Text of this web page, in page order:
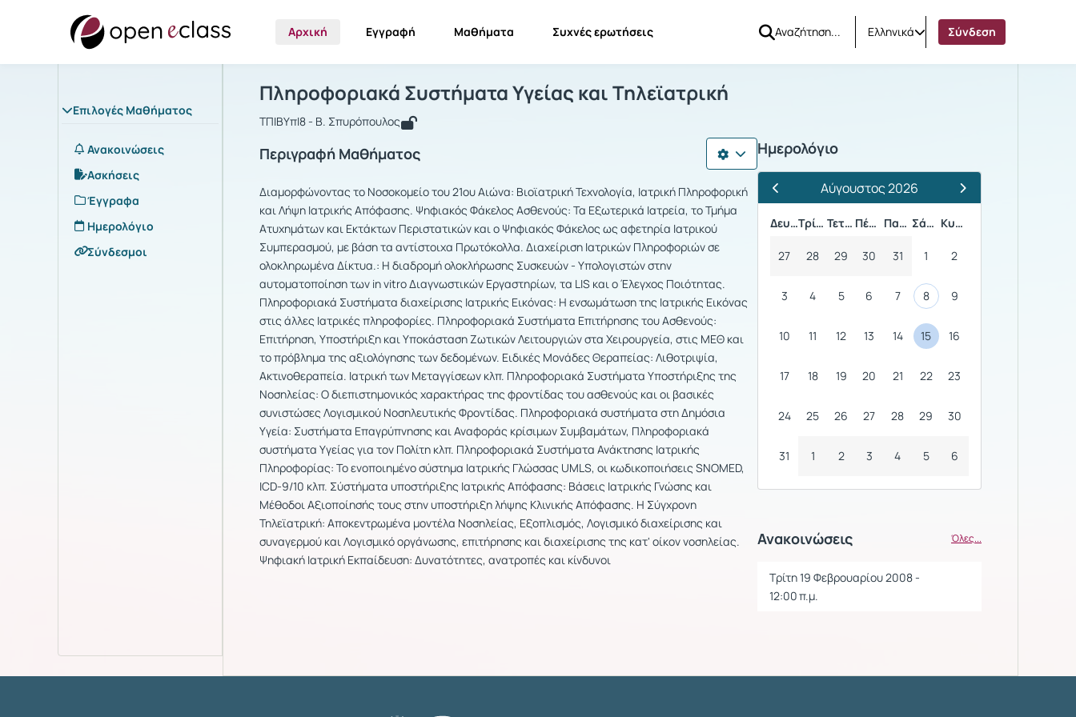
Αρχική Εγγραφή Μαθήματα Συχνές ερωτήσεις Ελληνικά Σύνδεση
Επιλογές Μαθήματος
Ανακοινώσεις
Ασκήσεις
Έγγραφα
Ημερολόγιο
Σύνδεσμοι
Μάθημα : Πληροφοριακά Συστήματα Υγείας και Τηλεϊατρική
Πληροφοριακά Συστήματα Υγείας και Τηλεϊατρική
ΤΠΙΒΥπΙ8 - Β. Σπυρόπουλος
Περιγραφή Μαθήματος
Διαμορφώνοντας το Νοσοκομείο του 21ου Αιώνα: Βιοϊατρική Τεχνολογία, Ιατρική Πληροφορική
και Λήψη Ιατρικής Απόφασης. Ψηφιακός Φάκελος Ασθενούς: Τα Eξωτερικά Ιατρεία, το Τμήμα
Ατυχημάτων και Εκτάκτων Περιστατικών και ο Ψηφιακός Φάκελος ως αφετηρία Ιατρικού
Συμπερασμού, με βάση τα αντίστοιχα Πρωτόκολλα. Διαχείριση Ιατρικών Πληροφοριών σε
ολοκληρωμένα Δίκτυα.: Η διαδρομή ολοκλήρωσης Συσκευών - Υπολογιστών στην
αυτοματοποίηση των in vitro Διαγνωστικών Εργαστηρίων, τα LIS και ο Έλεγχος Ποιότητας.
Πληροφοριακά Συστήματα διαχείρισης Ιατρικής Εικόνας: Η ενσωμάτωση της Ιατρικής Εικόνας
στις άλλες Ιατρικές πληροφορίες. Πληροφοριακά Συστήματα Επιτήρησης του Ασθενούς:
Επιτήρηση, Υποστήριξη και Υποκάσταση Ζωτικών Λειτουργιών στα Χειρουργεία, στις ΜΕΘ και
το πρόβλημα της αξιολόγησης των δεδομένων. Ειδικές Μονάδες Θεραπείας: Λιθοτριψία,
Ακτινοθεραπεία. Ιατρική των Μεταγγίσεων κλπ. Πληροφοριακά Συστήματα Υποστήριξης της
Νοσηλείας: Ο διεπιστημονικός χαρακτήρας της φροντίδας του ασθενούς και οι βασικές
συνιστώσες Λογισμικού Νοσηλευτικής Φροντίδας. Πληροφοριακά συστήματα στη Δημόσια
Υγεία: Συστήματα Επαγρύπνησης και Αναφοράς κρίσιμων Συμβαμάτων, Πληροφοριακά
συστήματα Υγείας για τον Πολίτη κλπ. Πληροφοριακά Συστήματα Ανάκτησης Ιατρικής
Πληροφορίας: Το ενοποιημένο σύστημα Ιατρικής Γλώσσας UMLS, οι κωδικοποιήσεις SNOMED,
ICD-9/10 κλπ. Σύστήματα υποστήριξης Ιατρικής Απόφασης: Βάσεις Ιατρικής Γνώσης και
Μέθοδοι Αξιοποίησής τους στην υποστήριξη λήψης Κλινικής Απόφασης. Η Σύγχρονη
Τηλεϊατρική: Αποκεντρωμένα μοντέλα Νοσηλείας, Εξοπλισμός, Λογισμικό διαχείρισης και
συναγερμού και Λογισμικό οργάνωσης, επιτήρησης και διαχείρισης της κατ' οίκον νοσηλείας.
Ψηφιακή Ιατρική Εκπαίδευση: Δυνατότητες, ανατροπές και κίνδυνοι
Ημερολόγιο
Προηγούμενος Μήνας
Αύγουστος 2026
Επόμενος Μήνας
Δευτέρα
Τρίτη Τετάρτη Πέμπτη Παρασκευή Σάββατο Κυριακή
27 28 29 30 31 1 2
3 4 5 6 7 8 9
10 11 12 13 14 15 16
17 18 19 20 21 22 23
24 25 26 27 28 29 30
31 1 2 3 4 5 6
Ανακοινώσεις Όλες...
Τρίτη 19 Φεβρουαρίου 2008 -
12:00 π.μ.